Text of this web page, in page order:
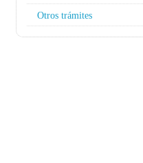
Otros trámites